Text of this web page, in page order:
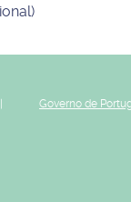
Governo de